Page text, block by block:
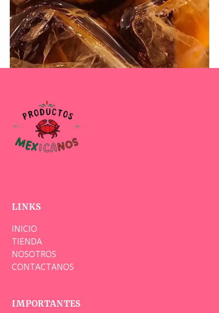
LINKS
INICIO
TIENDA
NOSOTROS
CONTACTANOS
IMPORTANTES